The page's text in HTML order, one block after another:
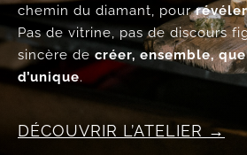
chemin du diamant, pour
Pas de vitrine, pas de discours
sincère de créer, ensemble,
d’unique.
DÉCOUVRIR L’ATELIER